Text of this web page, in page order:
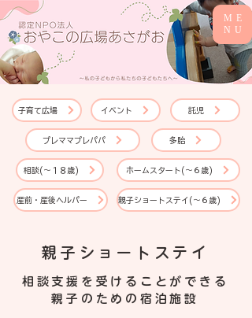
ME
NU
子育て広場 イベント 託児
プレママプレパパ 多胎
相談(～１８歳)
産前・産後ヘルパー
ホームスタート(～６歳)
親子ショートステイ(～６歳)
​親子ショートステイ
相談支援を受けることができる
親子のための宿泊施設